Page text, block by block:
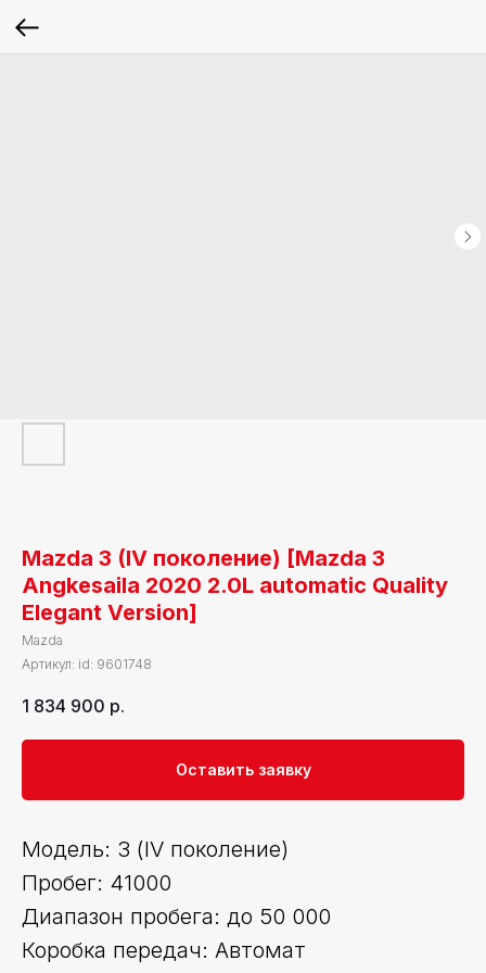
Mazda 3 (IV поколение) [Mazda 3
Angkesaila 2020 2.0L automatic Quality
Elegant Version]
Mazda
Артикул: id: 9601748
1 834 900 р.
Оставить заявку
Модель: 3 (IV поколение)
Пробег: 41000
Диапазон пробега: до 50 000
Коробка передач: Автомат